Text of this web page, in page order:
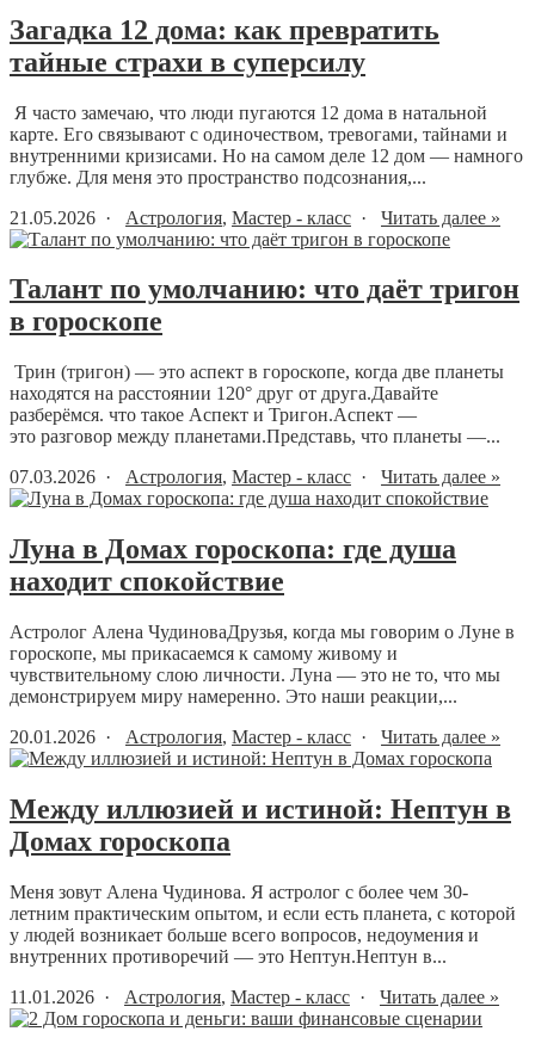
Загадка 12 дома: как превратить
тайные страхи в суперсилу
Я часто замечаю, что люди пугаются 12 дома в натальной
карте. Его связывают с одиночеством, тревогами, тайнами и
внутренними кризисами. Но на самом деле 12 дом — намного
глубже. Для меня это пространство подсознания,...
21.05.2026 · Астрология, Мастер - класс · Читать далее »
Талант по умолчанию: что даёт тригон
в гороскопе
Трин (тригон) — это аспект в гороскопе, когда две планеты
находятся на расстоянии 120° друг от друга.Давайте
разберёмся. что такое Аспект и Тригон.Аспект —
это разговор между планетами.Представь, что планеты —...
07.03.2026 · Астрология, Мастер - класс · Читать далее »
Луна в Домах гороскопа: где душа
находит спокойствие
Астролог Алена ЧудиноваДрузья, когда мы говорим о Луне в
гороскопе, мы прикасаемся к самому живому и
чувствительному слою личности. Луна — это не то, что мы
демонстрируем миру намеренно. Это наши реакции,...
20.01.2026 · Астрология, Мастер - класс · Читать далее »
Между иллюзией и истиной: Нептун в
Домах гороскопа
Меня зовут Алена Чудинова. Я астролог с более чем 30-
летним практическим опытом, и если есть планета, с которой
у людей возникает больше всего вопросов, недоумения и
внутренних противоречий — это Нептун.Нептун в...
11.01.2026 · Астрология, Мастер - класс · Читать далее »